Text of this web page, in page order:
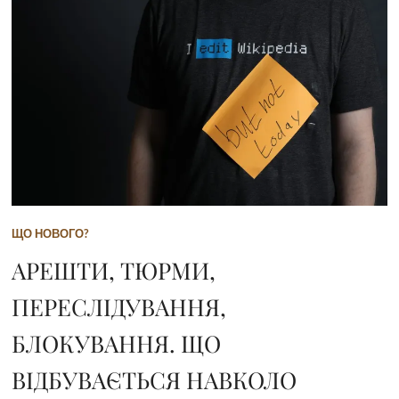
ЩО НОВОГО?
АРЕШТИ, ТЮРМИ,
ПЕРЕСЛІДУВАННЯ,
БЛОКУВАННЯ. ЩО
ВІДБУВАЄТЬСЯ НАВКОЛО